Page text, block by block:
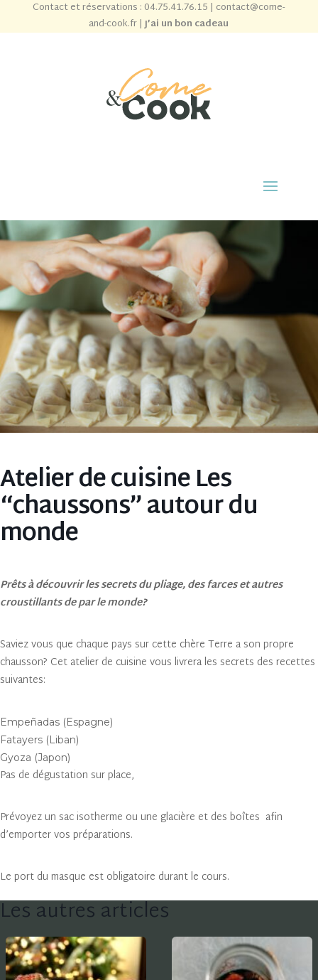
Contact et réservations : 04.75.41.76.15 | contact@come-
and-cook.fr|J’ai un bon cadeau
Atelier de cuisine Les
“chaussons” autour du
monde
Prêts à découvrir les secrets du pliage, des farces et autres
croustillants de par le monde?
Saviez vous que chaque pays sur cette chère Terre a son propre
chausson? Cet atelier de cuisine vous livrera les secrets des recettes
suivantes:
Empeñadas (Espagne)
Fatayers (Liban)
Gyoza (Japon)
Pas de dégustation sur place,
Prévoyez un sac isotherme ou une glacière et des boîtes afin
d’emporter vos préparations.
Le port du masque est obligatoire durant le cours.
Les autres articles